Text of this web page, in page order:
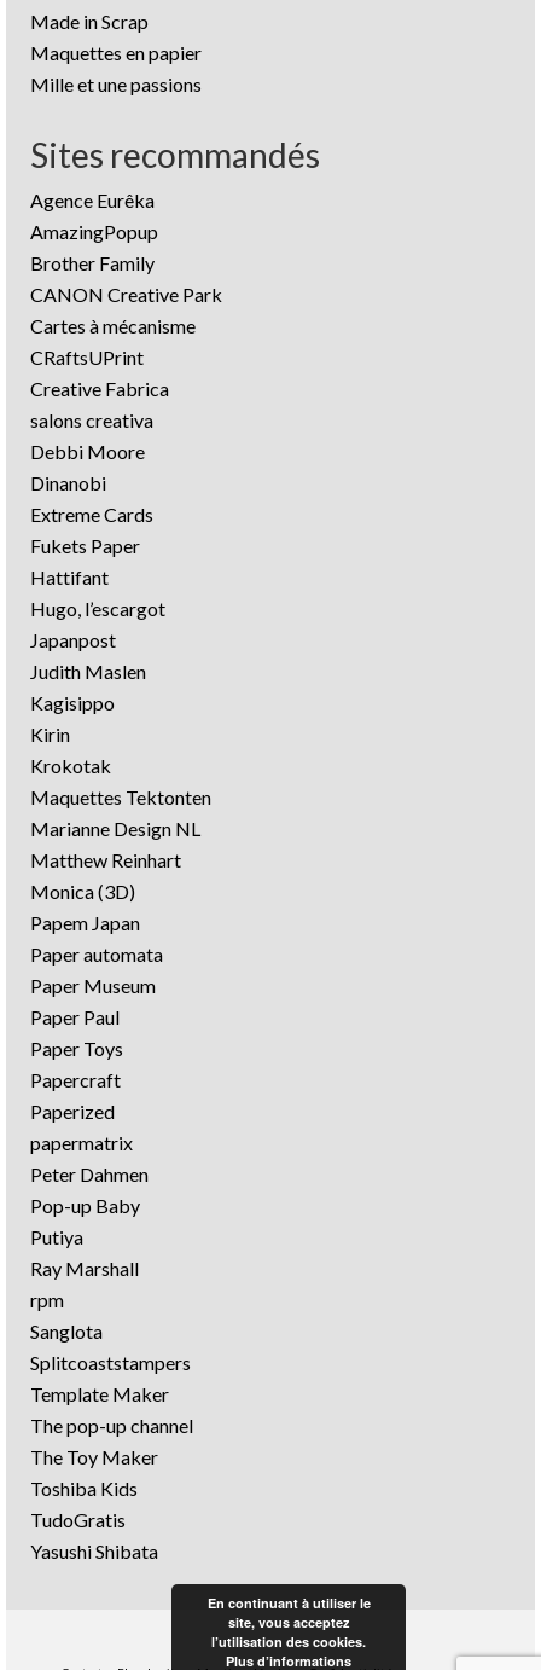
Made in Scrap
Maquettes en papier
Mille et une passions
Sites recommandés
Agence Eurêka
AmazingPopup
Brother Family
CANON Creative Park
Cartes à mécanisme
CRaftsUPrint
Creative Fabrica
salons creativa
Debbi Moore
Dinanobi
Extreme Cards
Fukets Paper
Hattifant
Hugo, l’escargot
Japanpost
Judith Maslen
Kagisippo
Kirin
Krokotak
Maquettes Tektonten
Marianne Design NL
Matthew Reinhart
Monica (3D)
Papem Japan
Paper automata
Paper Museum
Paper Paul
Paper Toys
Papercraft
Paperized
papermatrix
Peter Dahmen
Pop-up Baby
Putiya
Ray Marshall
rpm
Sanglota
Splitcoaststampers
Template Maker
The pop-up channel
The Toy Maker
Toshiba Kids
TudoGratis
Yasushi Shibata
En continuant à utiliser le
site, vous acceptez
l’utilisation des cookies.
Plus d’informations